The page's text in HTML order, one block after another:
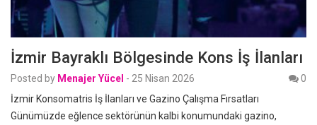
İzmir Bayraklı Bölgesinde Kons İş İlanları
Posted by Menajer Yücel - 25 Nisan 2026
0
İzmir Konsomatris İş İlanları ve Gazino Çalışma Fırsatları
Günümüzde eğlence sektörünün kalbi konumundaki gazino,